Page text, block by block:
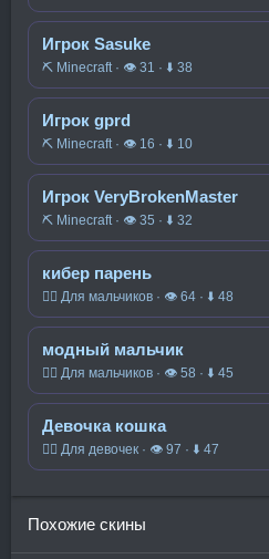
Игрок Sasuke
⛏️ Minecraft · 👁 31 · ⬇ 38
Игрок gprd
⛏️ Minecraft · 👁 16 · ⬇ 10
Игрок VeryBrokenMaster
⛏️ Minecraft · 👁 35 · ⬇ 32
кибер парень
🧍‍♂️ Для мальчиков · 👁 64 · ⬇ 48
модный мальчик
🧍‍♂️ Для мальчиков · 👁 58 · ⬇ 45
Девочка кошка
🧍‍♀️ Для девочек · 👁 97 · ⬇ 47
Похожие скины